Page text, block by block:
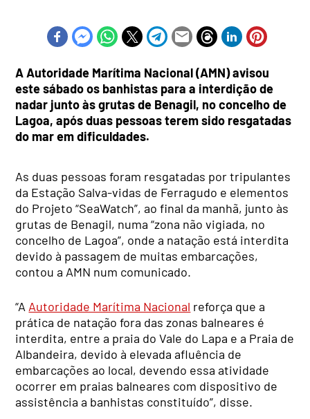
A Autoridade Marítima Nacional (AMN) avisou
este sábado os banhistas para a interdição de
nadar junto às grutas de Benagil, no concelho de
Lagoa, após duas pessoas terem sido resgatadas
do mar em dificuldades.
As duas pessoas foram resgatadas por tripulantes
da Estação Salva-vidas de Ferragudo e elementos
do Projeto “SeaWatch”, ao final da manhã, junto às
grutas de Benagil, numa “zona não vigiada, no
concelho de Lagoa”, onde a natação está interdita
devido à passagem de muitas embarcações,
contou a AMN num comunicado.
“A Autoridade Marítima Nacional reforça que a
prática de natação fora das zonas balneares é
interdita, entre a praia do Vale do Lapa e a Praia de
Albandeira, devido à elevada afluência de
embarcações ao local, devendo essa atividade
ocorrer em praias balneares com dispositivo de
assistência a banhistas constituído”, disse.